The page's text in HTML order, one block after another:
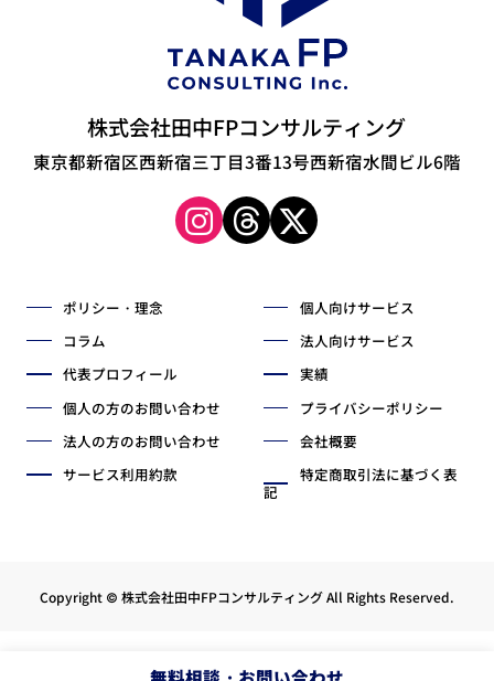
株式会社田中FPコンサルティング
東京都新宿区西新宿三丁目3番13号西新宿水間ビル6階
ポリシー・理念
個人向けサービス
コラム
法人向けサービス
代表プロフィール
実績
個人の方のお問い合わせ
プライバシーポリシー
法人の方のお問い合わせ
会社概要
サービス利用約款
特定商取引法に基づく表
記
Copyright © 株式会社田中FPコンサルティング All Rights Reserved.